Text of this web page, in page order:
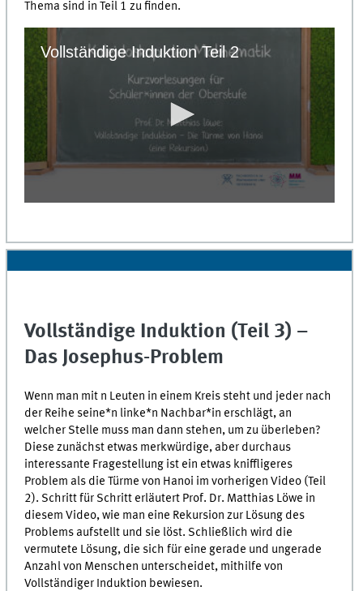
Thema sind in Teil 1 zu finden.
Vollständige Induktion Teil 2
0
Vollständige Induktion (Teil 3) –
Das Josephus-Problem
Wenn man mit n Leuten in einem Kreis steht und jeder nach
der Reihe seine*n linke*n Nachbar*in erschlägt, an
welcher Stelle muss man dann stehen, um zu überleben?
Diese zunächst etwas merkwürdige, aber durchaus
interessante Fragestellung ist ein etwas kniffligeres
Problem als die Türme von Hanoi im vorherigen Video (Teil
2). Schritt für Schritt erläutert Prof. Dr. Matthias Löwe in
diesem Video, wie man eine Rekursion zur Lösung des
Problems aufstellt und sie löst. Schließlich wird die
vermutete Lösung, die sich für eine gerade und ungerade
Anzahl von Menschen unterscheidet, mithilfe von
Vollständiger Induktion bewiesen.